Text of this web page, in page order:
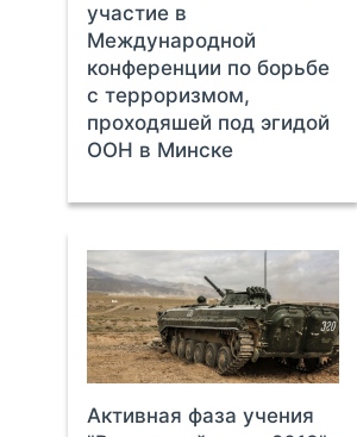
участие в
Международной
конференции по борьбе
с терроризмом,
проходяшей под эгидой
ООН в Минске
Активная фаза учения